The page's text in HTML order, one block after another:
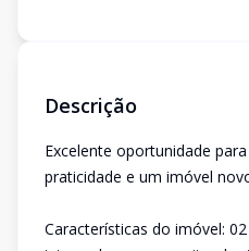
Descrição
Excelente oportunidade
praticidade e um imóvel
Características do imóvel: